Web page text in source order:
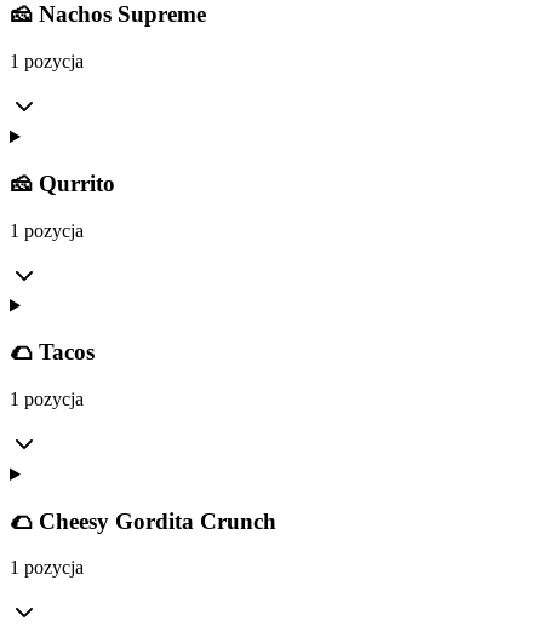
🧀 Nachos Supreme
1 pozycja
🧀 Qurrito
1 pozycja
🌮 Tacos
1 pozycja
🌮 Cheesy Gordita Crunch
1 pozycja